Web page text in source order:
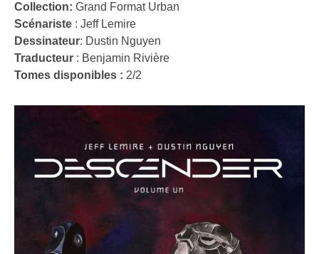
Collection: Grand Format Urban
Scénariste : Jeff Lemire
Dessinateur: Dustin Nguyen
Traducteur : Benjamin Rivière
Tomes disponibles : 2/2